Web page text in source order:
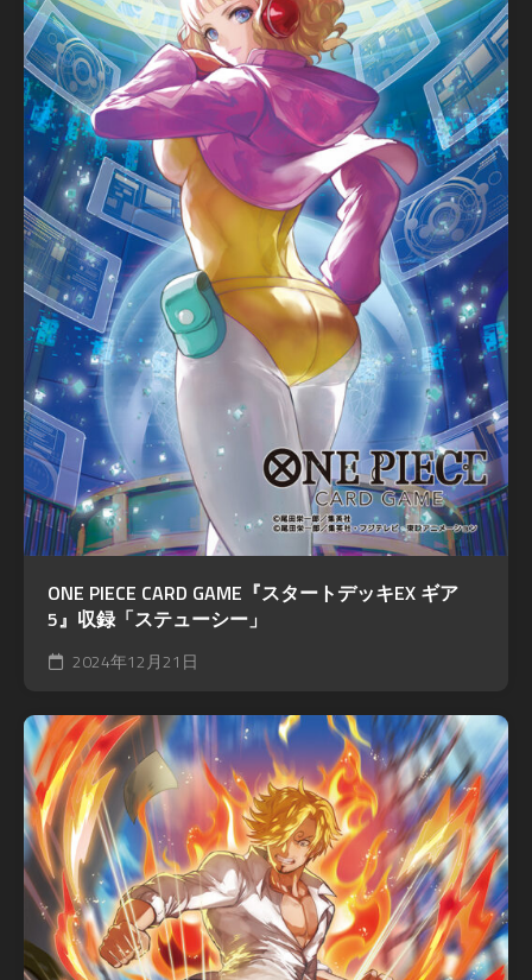
ONE PIECE CARD GAME『スタートデッキEX ギア
5』収録「ステューシー」
2024年12月21日